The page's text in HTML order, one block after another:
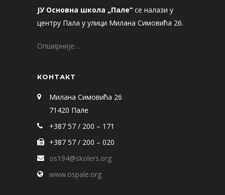
ЈУ Основна школа „Пале“ се налази у
центру Пала у улици Милана Симовића 26.
Опширније…
КОНТАКТ
Милана Симовића 26
71420 Пале
+387 57 / 200 – 171
+387 57 / 200 – 020
os194@skolers.org
www.ospale.org